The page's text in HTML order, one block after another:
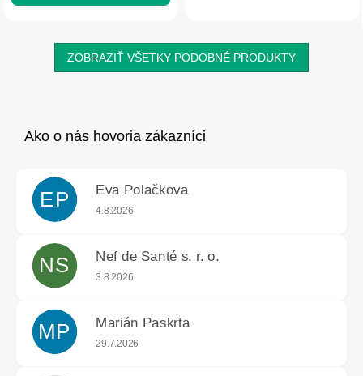
ZOBRAZIŤ VŠETKY PODOBNÉ PRODUKTY
EP Eva Polačkova
Hodnotenie obchodu je 5 z 5 hviezdičiek.
4.8.2026
NS Nef de Santé s. r. o.
Hodnotenie obchodu je 5 z 5 hviezdičiek.
3.8.2026
MP Marián Paskrta
Hodnotenie obchodu je 5 z 5 hviezdičiek.
29.7.2026